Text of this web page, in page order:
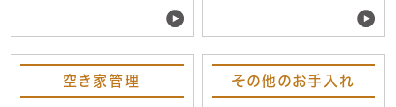
空き家管理 その他のお手入れ